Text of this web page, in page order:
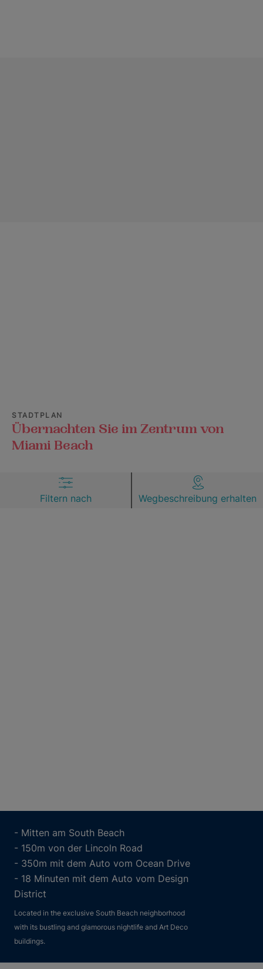
STADTPLAN
Übernachten Sie im Zentrum von
Miami Beach
Filtern nach Wegbeschreibung erhalten
- Mitten am South Beach
- 150m von der Lincoln Road
- 350m mit dem Auto vom Ocean Drive
- 18 Minuten mit dem Auto vom Design
District
Located in the exclusive South Beach neighborhood
with its bustling and glamorous nightlife and Art Deco
buildings.